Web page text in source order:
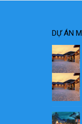
DỰ ÁN